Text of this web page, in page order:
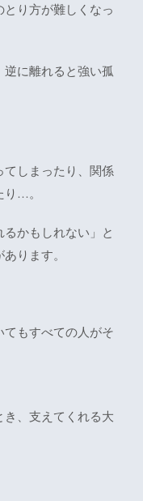
り方が難しくなっ
に離れると強い孤
しまったり、関係
…。
かもしれない」と
ります。
てもすべての人がそ
、支えてくれる大